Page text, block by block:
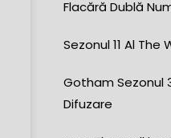
Flacără Dublă
Sezonul 11 ​​al The
Gotham Sezonul
Difuzare